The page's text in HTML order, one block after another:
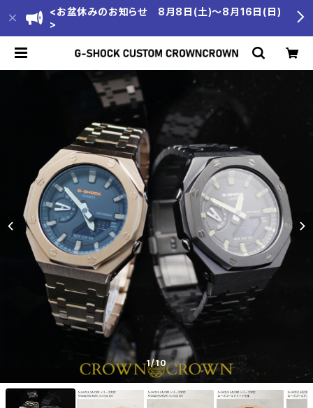
<お盆休みのお知らせ 8月8日(土)～8月16日(日)
>
1/10